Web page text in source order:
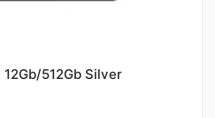
12Gb/512Gb Silver